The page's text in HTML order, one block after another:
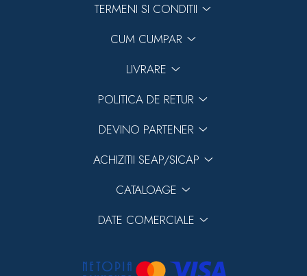
TERMENI SI CONDITII
CUM CUMPAR
LIVRARE
POLITICA DE RETUR
DEVINO PARTENER
ACHIZITII SEAP/SICAP
CATALOAGE
DATE COMERCIALE